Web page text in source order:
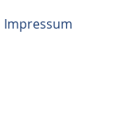
Impressum